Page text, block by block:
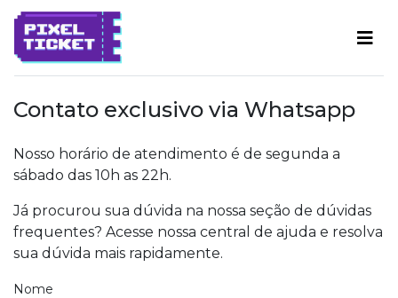
Contato exclusivo via Whatsapp
Nosso horário de atendimento é de segunda a
sábado das 10h as 22h.
Já procurou sua dúvida na nossa seção de dúvidas
frequentes? Acesse nossa central de ajuda e resolva
sua dúvida mais rapidamente.
Nome